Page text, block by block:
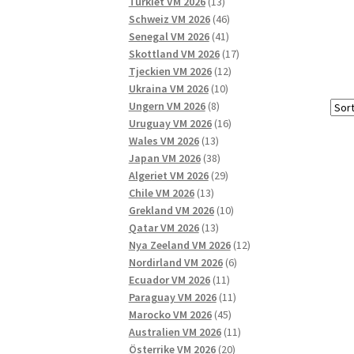
produkter
Schweiz VM 2026 4646
produkter
Senegal VM 2026 4141
produkter
Skottland VM 2026 1717
Tjeckien VM 2026 1212
produkter
Ukraina VM 2026 1010
Ungern VM 2026 88
produkter
Uruguay VM 2026 1616
Wales VM 2026 1313
produkter
Japan VM 2026 3838
produkter
Algeriet VM 2026 2929
Chile VM 2026 1313
produkter
Grekland VM 2026 1010
Qatar VM 2026 1313
produkter
Nya Zeeland VM 2026 1212
Nordirland VM 2026 66
Ecuador VM 2026 1111
produkter
Paraguay VM 2026 1111
Marocko VM 2026 4545
produkter
Australien VM 2026 1111
Österrike VM 2026 2020